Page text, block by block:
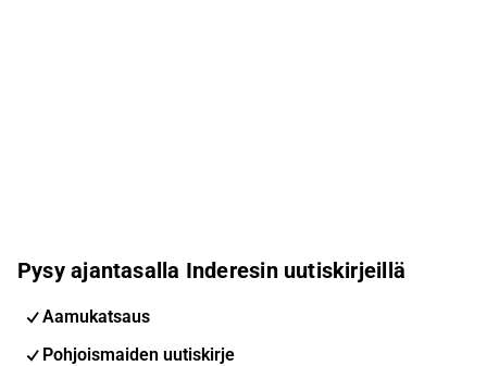
Pysy ajantasalla Inderesin uutiskirjeillä
Aamukatsaus
Pohjoismaiden uutiskirje